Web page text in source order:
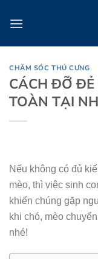
qua
CHĂM SÓC THÚ CƯNG
CÁCH ĐỠ ĐẺ
TOÀN TẠI
Nếu không có đủ
mèo, thì việc sinh
khiến chúng gặp
khi chó, mèo
nhé!